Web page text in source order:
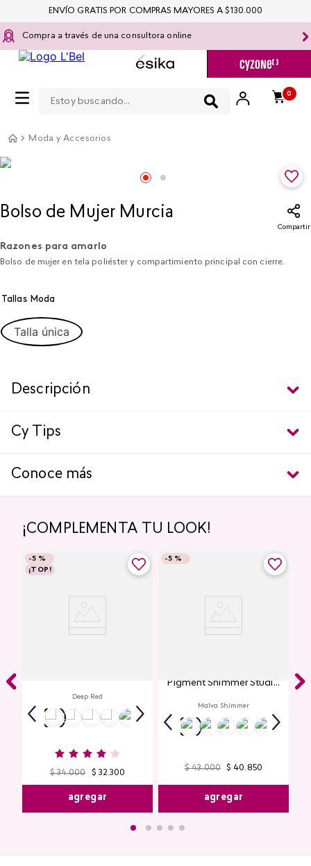
Compra a través de una consultora online
0
ENVÍO GRATIS POR COMPRAS MAYORES A $130.000
Moda y Accesorios
Bolso de Mujer Murcia
Compartir
Razones para amarlo
Bolso de mujer en tela poliéster y compartimiento principal con cierre.
Tallas Moda
Talla única
Descripción
Cy Tips
Conoce más
¡COMPLEMENTA TU LOOK!
-5 %
¡TOP!
Deep Red
$ 34.000 $ 32.300
agregar
-5 %
Pigment Shimmer Studio
Malva Shimmer
$ 43.000 $ 40. 850
agregar